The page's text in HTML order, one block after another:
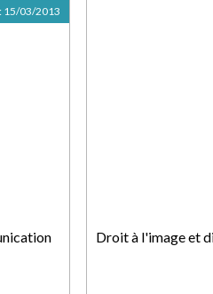
15/03/2013
Droit à l'image et